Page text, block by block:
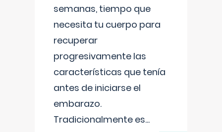
semanas, tiempo que
necesita tu cuerpo para
recuperar
progresivamente las
características que tenía
antes de iniciarse el
embarazo.
Tradicionalmente es...